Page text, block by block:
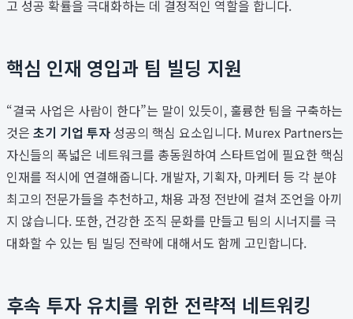
고 성공 확률을 극대화하는 데 결정적인 역할을 합니다.
핵심 인재 영입과 팀 빌딩 지원
“결국 사업은 사람이 한다”는 말이 있듯이, 훌륭한 팀을 구축하는
것은 초기 기업 투자 성공의 핵심 요소입니다. Murex Partners는
자신들의 폭넓은 네트워크를 총동원하여 스타트업에 필요한 핵심
인재를 적시에 연결해줍니다. 개발자, 기획자, 마케터 등 각 분야
최고의 전문가들을 추천하고, 채용 과정 전반에 걸쳐 조언을 아끼
지 않습니다. 또한, 건강한 조직 문화를 만들고 팀의 시너지를 극
대화할 수 있는 팀 빌딩 전략에 대해서도 함께 고민합니다.
후속 투자 유치를 위한 전략적 네트워킹